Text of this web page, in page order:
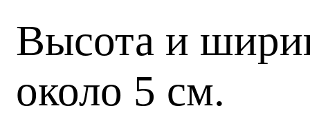
Высота и
около 5 см.